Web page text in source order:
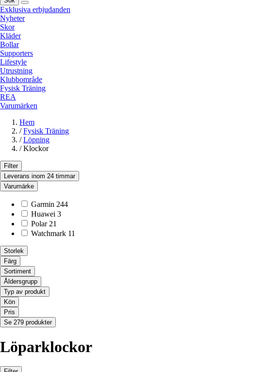
Exklusiva erbjudanden
Nyheter
Skor
Kläder
Bollar
Supporters
Lifestyle
Utrustning
Klubbområde
Fysisk Träning
REA
Varumärken
Hem
/ Fysisk Träning
/ Löpning
/ Klockor
Filter
Leverans inom 24 timmar
Varumärke
Garmin 244
Huawei 3
Polar 21
Watchmark 11
Storlek
Färg
Sortiment
Åldersgrupp
Typ av produkt
Kön
Pris
Se 279 produkter
Löparklockor